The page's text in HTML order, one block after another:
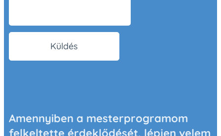
Küldés
Amennyiben a mesterprogramom
felkeltette érdeklődését, lépjen velem